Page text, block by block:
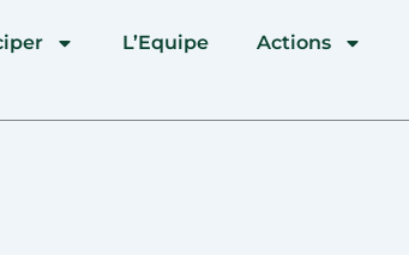
L’Equipe Actions